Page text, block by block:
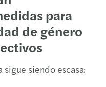
para
de género
siendo escasa: